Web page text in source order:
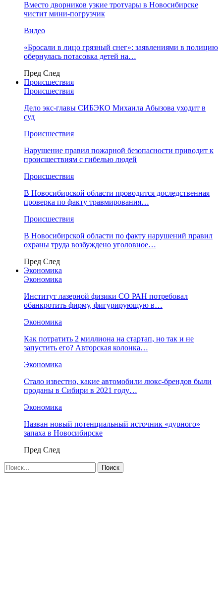
Вместо дворников узкие тротуары в Новосибирске
чистит мини-погрузчик
Видео
«Бросали в лицо грязный снег»: заявлениями в полицию
обернулась потасовка детей на…
Пред След
Происшествия
Происшествия
Дело экс-главы СИБЭКО Михаила Абызова уходит в
суд
Происшествия
Нарушение правил пожарной безопасности приводит к
происшествиям с гибелью людей
Происшествия
В Новосибирской области проводится доследственная
проверка по факту травмирования…
Происшествия
В Новосибирской области по факту нарушений правил
охраны труда возбуждено уголовное…
Пред След
Экономика
Экономика
Институт лазерной физики СО РАН потребовал
обанкротить фирму, фигурирующую в…
Экономика
Как потратить 2 миллиона на стартап, но так и не
запустить его? Авторская колонка…
Экономика
Стало известно, какие автомобили люкс-брендов были
проданы в Сибири в 2021 году…
Экономика
Назван новый потенциальный источник «дурного»
запаха в Новосибирске
Пред След